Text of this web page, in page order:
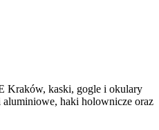
Kraków, kaski, gogle i okulary
haki holownicze oraz